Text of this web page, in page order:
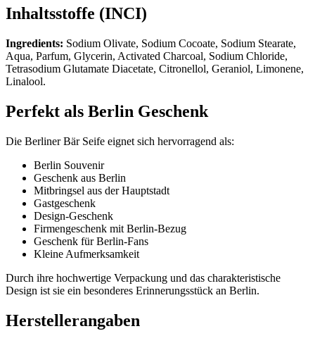
Inhaltsstoffe (INCI)
Ingredients: Sodium Olivate, Sodium Cocoate, Sodium Stearate,
Aqua, Parfum, Glycerin, Activated Charcoal, Sodium Chloride,
Tetrasodium Glutamate Diacetate, Citronellol, Geraniol, Limonene,
Linalool.
Perfekt als Berlin Geschenk
Die Berliner Bär Seife eignet sich hervorragend als:
Berlin Souvenir
Geschenk aus Berlin
Mitbringsel aus der Hauptstadt
Gastgeschenk
Design-Geschenk
Firmengeschenk mit Berlin-Bezug
Geschenk für Berlin-Fans
Kleine Aufmerksamkeit
Durch ihre hochwertige Verpackung und das charakteristische
Design ist sie ein besonderes Erinnerungsstück an Berlin.
Herstellerangaben